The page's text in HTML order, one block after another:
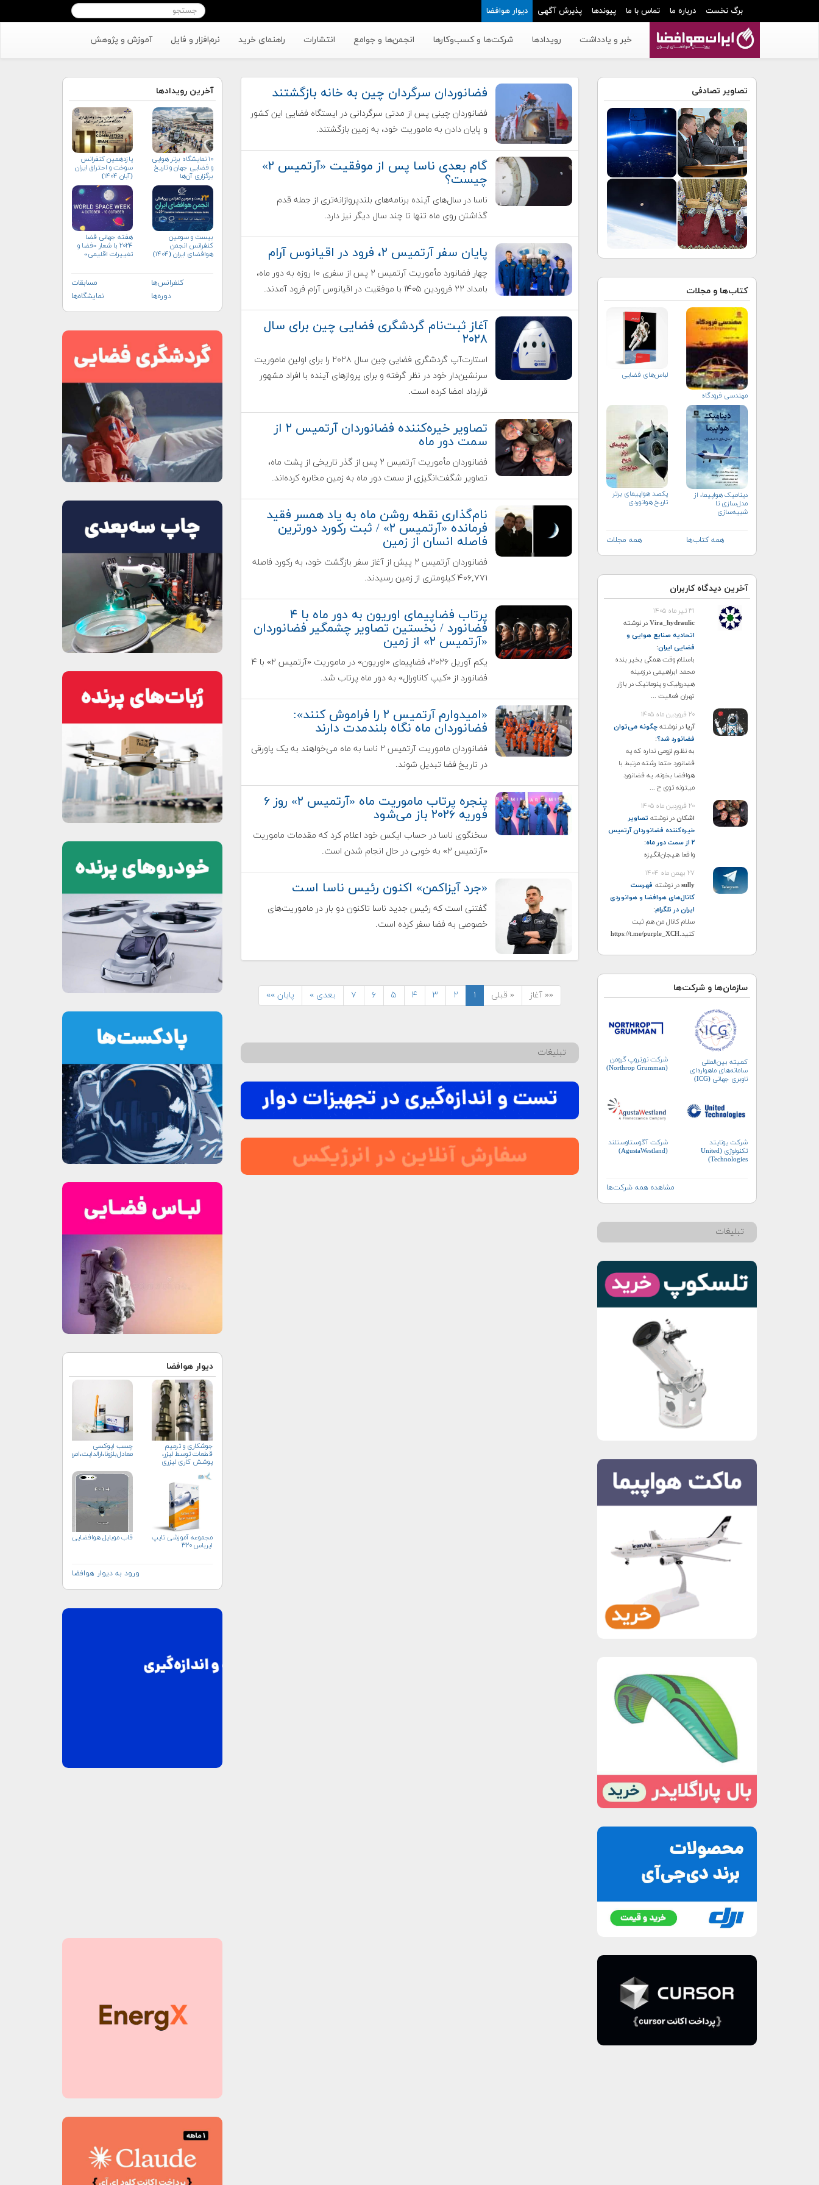
برگ نخست درباره ما تماس با ما پیوندها پذیرش آگهی دیوار هوافضا
خبر و یادداشت رویدادها شرکت‌ها و کسب‌وکار‌ها انجمن‌ها و جوامع انتشارات راهنمای خرید نرم‌افزار و فایل آموزش و پژوهش
تصاویر تصادفی
کتاب‌ها و مجلات
مهندسي فرودگاه
لباس‌های فضایی
دینامیک هواپیما، از
مدل‌سازی تا
شبیه‌سازی
یکصد هواپیمای برتر
تاریخ هوانوردی
همه کتاب‌ها همه مجلات
آخرین دیدگاه کاربران
۳۱ تیر ماه ۱۴۰۵
Vira_hydraulicدر نوشته
اتحادیه صنایع هوایی و
فضایی ایران:
باسلام وقت همگی بخیر بنده
محمد ابراهیمی درزمینه
هیدرولیک و پنوماتیک در بازار
تهران فعالیت ...
۲۰ فروردین ماه ۱۴۰۵
آریادر نوشتهچگونه می‌توان
فضانورد شد؟:
به نظرم لزومی نداره که یه
فضانورد حتما رشته مرتبط با
هوافضا بخونه. یه فضانورد
میتونه توی ح ...
۲۰ فروردین ماه ۱۴۰۵
اشکاندر نوشته تصاویر
خیره‌کننده فضانوردان آرتمیس
۲ از سمت دور ماه
:
واقعا هیجان‌انگیزه
۲۷ بهمن ماه ۱۴۰۴
sullyدر نوشته فهرست
کانال‌های هوافضا و هوانوردی
ایران در تلگرام:
سلام کانال من هم ثبت
کنید.https://t.me/purple_XCH
سازمان‌ها و شرکت‌ها
کمیته بین‌المللی
سامانه‌های ماهواره‌ای
ناوبری جهانی (ICG)
شرکت نورتروپ گرومن
(Northrop Grumman)
شرکت یونایتد
تکنولوژی (United
Technologies)
شرکت آگوستاوستلند
(AgustaWestland)
مشاهده همه شرکت‌ها
تبلیغات
فضانوردان سرگردان چین به خانه بازگشتند
فضانوردان چینی پس از مدتی سرگردانی در ایستگاه فضایی این کشور
و پایان دادن به ماموریت خود، به زمین بازگشتند.
گام بعدی ناسا پس از موفقیت «آرتمیس ۲»
چیست؟
ناسا در سال‌های آینده برنامه‌های بلندپروازانه‌تری از جمله قدم
گذاشتن روی ماه تنها تا چند سال دیگر نیز دارد.
پایان سفر آرتمیس ۲، فرود در اقیانوس آرام
چهار فضانورد مأموریت آرتمیس ۲ پس از سفری ۱۰ روزه به دور ماه،
بامداد ۲۲ فروردین ۱۴۰۵ با موفقیت در اقیانوس آرام فرود آمدند.
آغاز ثبت‌نام گردشگری فضایی چین برای سال
۲۰۲۸
استارت‌آپ گردشگری فضایی چین سال ۲۰۲۸ را برای اولین ماموریت
سرنشین‌دار خود در نظر گرفته و برای پروازهای آینده با افراد مشهور
قرارداد امضا کرده است.
تصاویر خیره‌کننده فضانوردان آرتمیس ۲ از
سمت دور ماه
فضانوردان مأموریت آرتمیس ۲ پس از گذر تاریخی از پشت ماه،
تصاویر شگفت‌انگیزی از سمت دور ماه به زمین مخابره کرده‌اند.
نام‌گذاری نقطه روشن ماه به یاد همسر فقید
فرمانده «آرتمیس ۲» / ثبت رکورد دورترین
فاصله انسان از زمین
فضانوردان آرتمیس ۲ پیش از آغاز سفر بازگشت خود، به رکورد فاصله
۴۰۶,۷۷۱ کیلومتری از زمین رسیدند.
پرتاب فضاپیمای اوریون به دور ماه با ۴
فضانورد / نخستین تصاویر چشمگیر فضانوردان
«آرتمیس ۲» از زمین
یکم آوریل ۲۰۲۶، فضاپیمای «اوریون» در ماموریت «آرتمیس ۲» با ۴
فضانورد از «کیپ کاناورال» به دور ماه پرتاب شد.
«امیدوارم آرتمیس ۲ را فراموش کنند»:
فضانوردان ماه نگاه بلندمدت دارند
فضانوردان ماموریت آرتمیس ۲ ناسا به ماه می‌خواهند به یک پاورقی
در تاریخ فضا تبدیل شوند.
پنجره پرتاب ماموریت ماه «آرتمیس ۲» روز ۶
فوریه ۲۰۲۶ باز می‌شود
سخنگوی ناسا در حساب ایکس خود اعلام کرد که مقدمات ماموریت
«آرتمیس ۲» به خوبی در حال انجام شدن است.
«جرد آیزاکمن» اکنون رئیس ناسا است
گفتنی است که رئیس جدید ناسا تاکنون دو بار در ماموریت‌های
خصوصی به فضا سفر کرده است.
«« آغاز « قبلی ۱ ۲ ۳ ۴ ۵ ۶ ۷ بعدی » پایان »»
تبلیغات
آخرین رویدادها
۱۰ نمایشگاه برتر هوایی
و فضایی جهان و تاریخ
برگزاری آن‌ها
یازدهمین کنفرانس
سوخت و احتراق ایران
(آبان‌ ۱۴۰۴)
بیست و سومین
کنفرانس انجمن
هوافضای ايران (۱۴۰۴)
هفته جهانی فضا
۲۰۲۴ با شعار «فضا و
تغییرات اقلیمی»
کنفرانس‌ها
مسابقات
دوره‌ها
نمایشگاه‌ها
دیوار هوافضا
جوشکاری و ترمیم
قطعات توسط لیزر،
پوشش کاری لیزری
چسب اپوکسی
معادل‌بلزونا،ارالدایت،امرون،سوهانکور
مجموعه آموزشی تایپ
ایرباس ۳۲۰
قاب موبایل هوافضایی
ورود به دیوار هوافضا